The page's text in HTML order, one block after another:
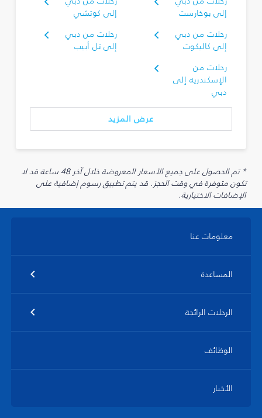
إلى بوخارست
إلى كوتشي
رحلات من دبي
إلى كاليكوت
رحلات من دبي
إلى تل أبيب
رحلات من
الإسكندرية إلى
دبي
عرض المزيد
* تم الحصول على جميع الأسعار المعروضة خلال آخر 48 ساعة قد لا
تكون متوفرة في وقت الحجز. قد يتم تطبيق رسوم إضافية على
الإضافات الاختيارية.
معلومات عنا
المساعدة
الرحلات الرائجة
الوظائف
الأخبار